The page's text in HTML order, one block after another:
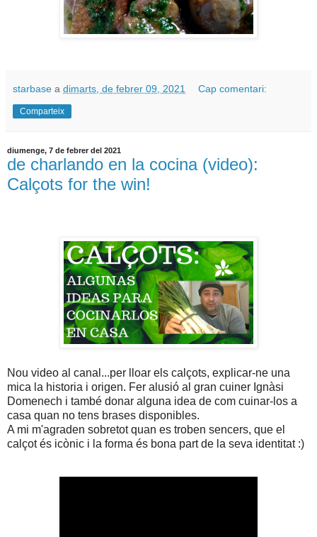
starbase a dimarts, de febrer 09, 2021 Cap comentari:
Comparteix
diumenge, 7 de febrer del 2021
de charlando en la cocina (video):
Calçots for the win!
Nou video al canal...per lloar els calçots, explicar-ne una
mica la historia i origen. Fer alusió al gran cuiner Ignàsi
Domenech i també donar alguna idea de com cuinar-los a
casa quan no tens brases disponibles.
A mi m'agraden sobretot quan es troben sencers, que el
calçot és icònic i la forma és bona part de la seva identitat :)